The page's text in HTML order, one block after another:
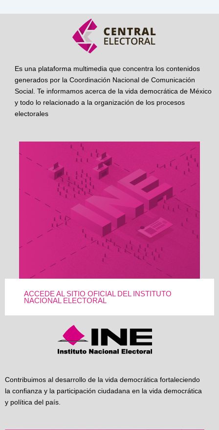
Es una plataforma multimedia que concentra los contenidos
generados por la Coordinación Nacional de Comunicación
Social. Te informamos acerca de la vida democrática de México
y todo lo relacionado a la organización de los procesos
electorales
ACCEDE AL SITIO OFICIAL DEL INSTITUTO
NACIONAL ELECTORAL
Contribuimos al desarrollo de la vida democrática fortaleciendo
la confianza y la participación ciudadana en la vida democrática
y política del país.